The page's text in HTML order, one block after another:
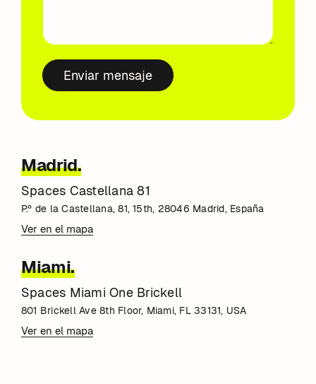
Madrid.
Spaces Castellana 81
P.º de la Castellana, 81, 15th, 28046 Madrid, España
Ver en el mapa
Miami.
Spaces Miami One Brickell
801 Brickell Ave 8th Floor, Miami, FL 33131, USA
Ver en el mapa
Enviar mensaje